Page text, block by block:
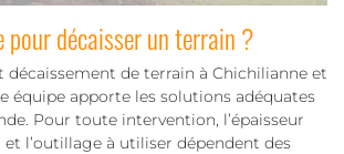
pour décaisser un terrain ?
décaissement de terrain à Chichilianne et
équipe apporte les solutions adéquates
Pour toute intervention, l’épaisseur
et l’outillage à utiliser dépendent des